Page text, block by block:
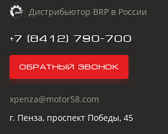
Дистрибьютор BRP в России
+7 (8412) 790-700
Обратный звонок
xpenza@motor58.com
г. Пенза, проспект Победы, 45